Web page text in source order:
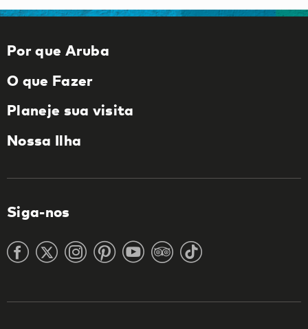
Por que Aruba
O que Fazer
Planeje sua visita
Nossa Ilha
Siga-nos